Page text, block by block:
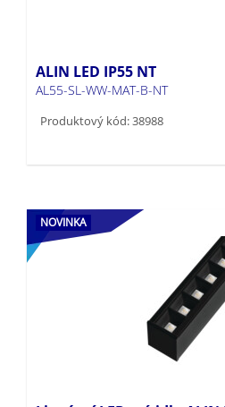
ALIN LED IP55 NT
AL55-SL-WW-MAT-B-NT
Produktový kód: 38988
NOVINKA